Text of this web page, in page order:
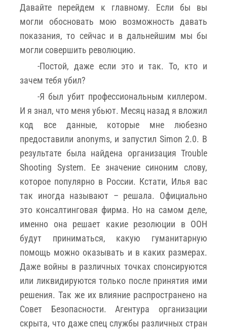
Давайте перейдем к главному. Если бы вы
могли обосновать мою возможность давать
показания, то сейчас и в дальнейшим мы бы
могли совершить революцию.
-Постой, даже если это и так. То, кто и
зачем тебя убил?
-Я был убит профессиональным киллером.
И я знал, что меня убьют. Месяц назад я вложил
код все данные, которые мне любезно
предоставили anonyms, и запустил Simon 2.0. В
результате была найдена организация Trouble
Shooting System. Ее значение синоним слову,
которое популярно в России. Кстати, Илья вас
так иногда называют – решала. Официально
это консалтинговая фирма. Но на самом деле,
именно она решает какие резолюции в ООН
будут приниматься, какую гуманитарную
помощь можно оказывать и в каких размерах.
Даже войны в различных точках спонсируются
или ликвидируются только после принятия ими
решения. Так же их влияние распространено на
Совет Безопасности. Агентура организации
скрыта, что даже спец службы различных стран